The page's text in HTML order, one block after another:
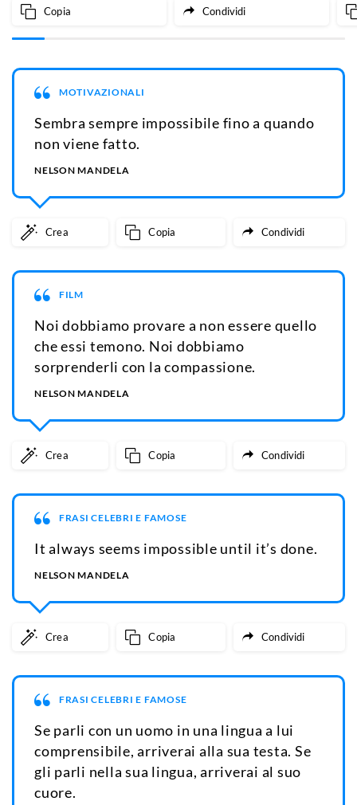
Copia Condividi
MOTIVAZIONALI
Sembra sempre impossibile fino a quando
non viene fatto.
NELSON MANDELA
Crea Copia Condividi
FILM
Noi dobbiamo provare a non essere quello
che essi temono. Noi dobbiamo
sorprenderli con la compassione.
NELSON MANDELA
Crea Copia Condividi
FRASI CELEBRI E FAMOSE
It always seems impossible until it’s done.
NELSON MANDELA
Crea Copia Condividi
FRASI CELEBRI E FAMOSE
Se parli con un uomo in una lingua a lui
comprensibile, arriverai alla sua testa. Se
gli parli nella sua lingua, arriverai al suo
cuore.